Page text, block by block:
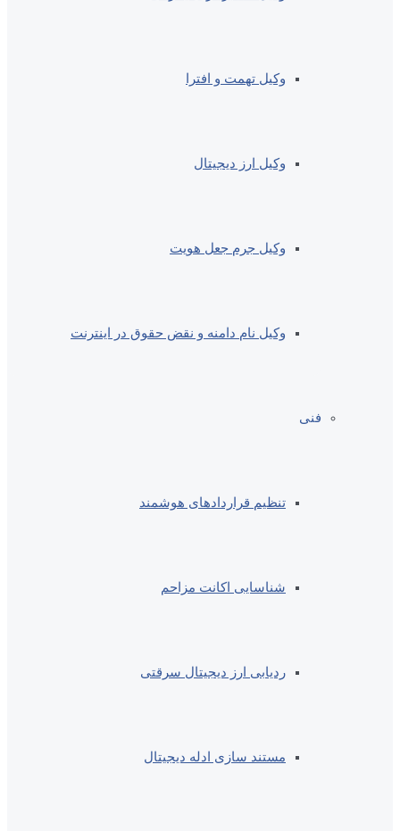
وکیل تهمت و افترا
وکیل ارز دیجیتال
وکیل جرم جعل هویت
وکیل نام دامنه و نقض حقوق در اینترنت
فنی
تنظیم قراردادهای هوشمند
شناسایی اکانت مزاحم
ردیابی ارز دیجیتال سرقتی
مستند سازی ادله دیجیتال